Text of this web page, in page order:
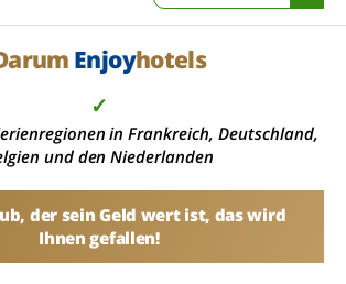
Enjoyhotels
✓
in Frankreich, Deutschland,
und den Niederlanden
der sein Geld wert ist, das wird
Ihnen gefallen!